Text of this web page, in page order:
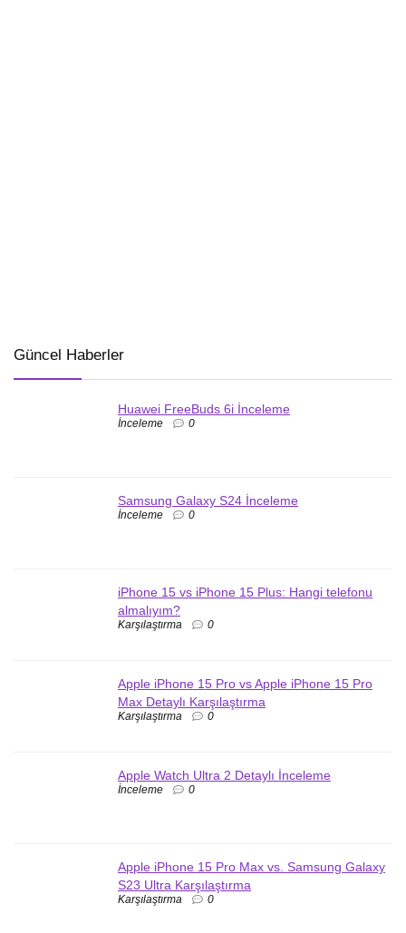
Güncel Haberler
Huawei FreeBuds 6i İnceleme
İnceleme 0
Samsung Galaxy S24 İnceleme
İnceleme 0
iPhone 15 vs iPhone 15 Plus: Hangi telefonu
almalıyım?
Karşılaştırma 0
Apple iPhone 15 Pro vs Apple iPhone 15 Pro
Max Detaylı Karşılaştırma
Karşılaştırma 0
Apple Watch Ultra 2 Detaylı İnceleme
İnceleme 0
Apple iPhone 15 Pro Max vs. Samsung Galaxy
S23 Ultra Karşılaştırma
Karşılaştırma 0